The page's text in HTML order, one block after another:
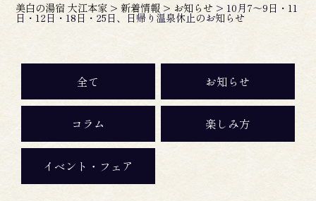
美白の湯宿 大江本家 > 新着情報 > お知らせ > 10月7～9日・11
日・12日・18日・25日、日帰り温泉休止のお知らせ
全て お知らせ
コラム 楽しみ方
イベント・フェア